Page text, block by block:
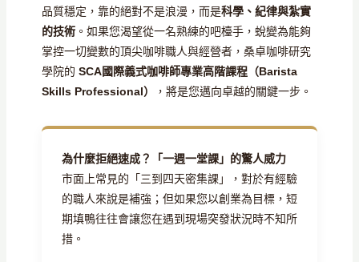
品質穩定，靠的絕對不是浪漫，而是科學、紀律與紮實
的技術。如果您渴望從一名熟練的吧檯手，蛻變為能夠
掌控一切變數的頂尖咖啡職人與經營者，桑卓咖啡研究
學院的 SCA國際義式咖啡師專業高階課程（Barista
Skills Professional）
，將是您邁向卓越的關鍵一步。
為什麼拒絕速成？「一週一堂課」的驚人威力
市面上常見的「三到四天密集課」，對於有經驗
的職人來說是補強；但如果您以創業為目標，短
期填鴨往往會讓您在遇到現場突發狀況時不知所
措。